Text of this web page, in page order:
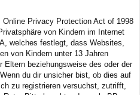
Online Privacy Protection Act of 1998
von Kindern im Internet
welches festlegt, dass Websites,
von Kindern unter 13 Jahren
Eltern beziehungsweise des oder der
du dir unsicher bist, ob dies auf
zu registrieren versuchst, zutrifft,